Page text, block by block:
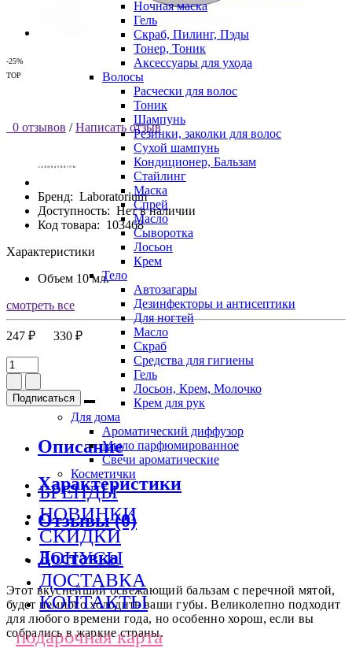
Ночная маска
Гель
Скраб, Пилинг, Пэды
Тонер, Тоник
Аксессуары для ухода
Волосы
Расчески для волос
Тоник
Шампунь
Резинки, заколки для волос
Сухой шампунь
Кондиционер, Бальзам
Стайлинг
Маска
Спрей
Масло
Сыворотка
Лосьон
Крем
Тело
Автозагары
Дезинфекторы и антисептики
Для ногтей
Масло
Скраб
Средства для гигиены
Гель
Лосьон, Крем, Молочко
Крем для рук
Для дома
Ароматический диффузор
Мыло парфюмированное
Свечи ароматические
Косметички
БРЕНДЫ
НОВИНКИ
СКИДКИ
БОНУСЫ
ДОСТАВКА
КОНТАКТЫ
подарочная карта
-25%
TOP
0 отзывов / Написать отзыв
Бренд: Laboratorium
Доступность: Нет в наличии
Код товара: 103468
Характеристики
Объем 10 мл.
смотреть все
247 ₽ 330 ₽
Подписаться
Описание
Характеристики
Отзывы (0)
Доставка
Этот вкуснейший освежающий бальзам с перечной мятой,
будет немного холодить ваши губы. Великолепно подходит
для любого времени года, но особенно хорош, если вы
собрались в жаркие страны.